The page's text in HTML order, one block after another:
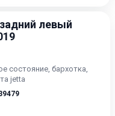
левый
состояние, бархотка,
jetta